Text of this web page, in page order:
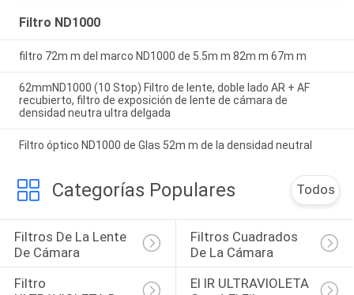
Filtro ND1000
filtro 72m m del marco ND1000 de 5.5m m 82m m 67m m
62mmND1000 (10 Stop) Filtro de lente, doble lado AR + AF
recubierto, filtro de exposición de lente de cámara de
densidad neutra ultra delgada
Filtro óptico ND1000 de Glas 52m m de la densidad neutral
Categorías Populares Todos
Filtros De La Lente
De Cámara
Filtros Cuadrados
De La Cámara
Filtro
El IR ULTRAVIOLETA